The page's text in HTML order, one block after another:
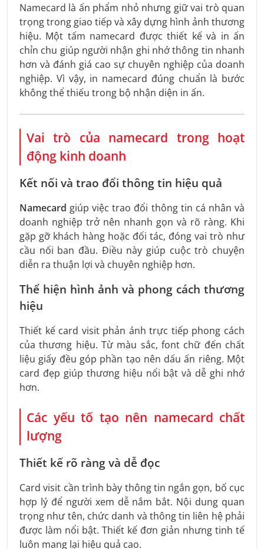
Namecard là ấn phẩm nhỏ nhưng giữ vai trò quan
trọng trong giao tiếp và xây dựng hình ảnh thương
hiệu. Một tấm namecard được thiết kế và in ấn
chỉn chu giúp người nhận ghi nhớ thông tin nhanh
hơn và đánh giá cao sự chuyên nghiệp của doanh
nghiệp. Vì vậy, in namecard đúng chuẩn là bước
không thể thiếu trong bộ nhận diện in ấn.
Vai trò của namecard trong hoạt
động kinh doanh
Kết nối và trao đổi thông tin hiệu quả
Namecard giúp việc trao đổi thông tin cá nhân và
doanh nghiệp trở nên nhanh gọn và rõ ràng. Khi
gặp gỡ khách hàng hoặc đối tác, đóng vai trò như
cầu nối ban đầu. Điều này giúp cuộc trò chuyện
diễn ra thuận lợi và chuyên nghiệp hơn.
Thể hiện hình ảnh và phong cách thương
hiệu
Thiết kế card visit phản ánh trực tiếp phong cách
của thương hiệu. Từ màu sắc, font chữ đến chất
liệu giấy đều góp phần tạo nên dấu ấn riêng. Một
card đẹp giúp thương hiệu nổi bật và dễ ghi nhớ
hơn.
Các yếu tố tạo nên namecard chất
lượng
Thiết kế rõ ràng và dễ đọc
Card visit cần trình bày thông tin ngắn gọn, bố cục
hợp lý để người xem dễ nắm bắt. Nội dung quan
trọng như tên, chức danh và thông tin liên hệ phải
được làm nổi bật. Thiết kế đơn giản nhưng tinh tế
luôn mang lại hiệu quả cao.